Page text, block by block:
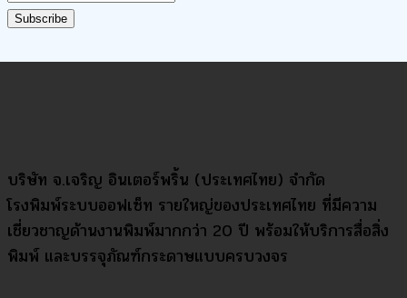
บริษัท จ.เจริญ อินเตอร์พริ้น (ประเทศไทย) จำกัด
โรงพิมพ์ระบบออฟเซ็ท รายใหญ่ของประเทศไทย ที่มีความ
เชี่ยวชาญด้านงานพิมพ์มากกว่า 20 ปี พร้อมให้บริการสื่อสิ่ง
พิมพ์ และบรรจุภัณฑ์กระดาษแบบครบวงจร